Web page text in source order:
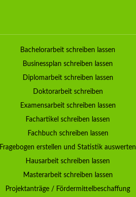
Bachelorarbeit schreiben lassen
Businessplan schreiben lassen
Diplomarbeit schreiben lassen
Doktorarbeit schreiben
Examensarbeit schreiben lassen
Fachartikel schreiben lassen
Fachbuch schreiben lassen
Fragebogen erstellen und Statistik auswerten
Hausarbeit schreiben lassen
Masterarbeit schreiben lassen
Projektanträge / Fördermittelbeschaffung